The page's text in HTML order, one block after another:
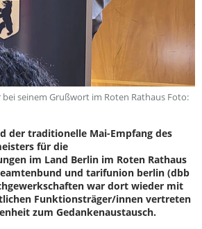
bei seinem Grußwort im Roten Rathaus Foto:
der traditionelle Mai-Empfang des
für die
im Land Berlin im Roten Rathaus
und tarifunion berlin (dbb
war dort wieder mit
Funktionsträger/innen vertreten
zum Gedankenaustausch.